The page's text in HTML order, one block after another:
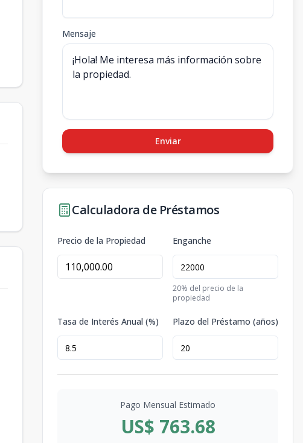
Mensaje
Enviar
Calculadora de Préstamos
Precio de la Propiedad Enganche
20% del precio de la
propiedad
Tasa de Interés Anual (%) Plazo del Préstamo (años)
Pago Mensual Estimado
US$ 763.68